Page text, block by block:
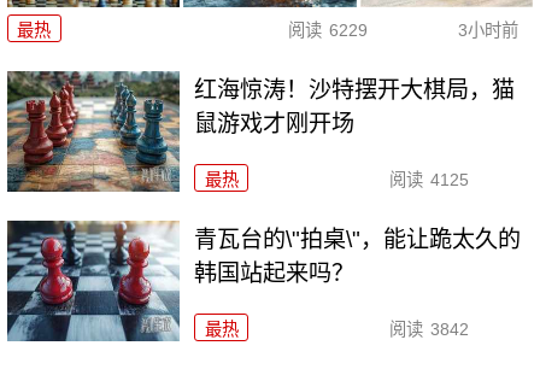
最热 阅读 6229 3小时前
红海惊涛！沙特摆开大棋局，猫
鼠游戏才刚开场
最热 阅读 4125
青瓦台的\"拍桌\"，能让跪太久的
韩国站起来吗？
最热 阅读 3842